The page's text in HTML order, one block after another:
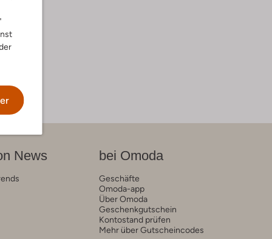
News bei Omoda
Geschäfte
Omoda-app
Über Omoda
Geschenkgutschein
Kontostand prüfen
Mehr über Gutscheincodes